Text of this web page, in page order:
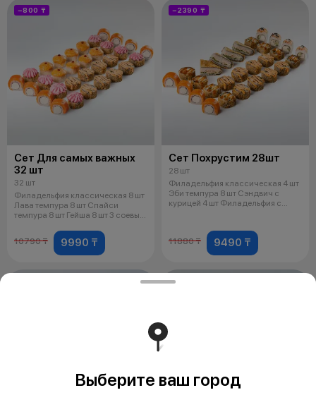
−800 ₸
Сет Для самых важных
32 шт
32 шт
Филадельфия классическая 8 шт
Лава темпура 8 шт Спайси
темпура 8 шт Гейша 8 шт 3 соевых
10790 ₸
9990 ₸
−2390 ₸
Сет Похрустим 28шт
28 шт
Филадельфия классическая 4 шт
Эби темпура 8 шт Сэндвич с
курицей 4 шт Филадельфия с
11880 ₸ 9490 ₸
−710 ₸
Выберите ваш город